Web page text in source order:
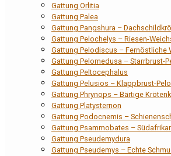
Gattung Orlitia
Gattung Palea
Gattung Pangshura –
Gattung Pelochelys – Riesen-
Gattung Pelodiscus – Fernöstliche
Gattung Pelomedusa – Starrbrust-
Gattung Peltocephalus
Gattung Pelusios – Klappbrust-
Gattung Phrynops – Bärtige
Gattung Platysternon
Gattung Podocnemis –
Gattung Psammobates –
Gattung Pseudemydura
Gattung Pseudemys – Echte